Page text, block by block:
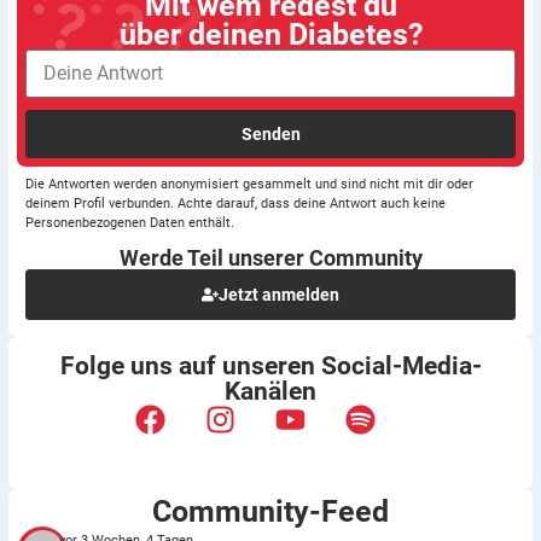
über deinen Diabetes?
Senden
Die Antworten werden anonymisiert gesammelt und sind nicht mit dir oder
deinem Profil verbunden. Achte darauf, dass deine Antwort auch keine
Personenbezogenen Daten enthält.
Werde Teil unserer Community
Jetzt anmelden
Folge uns auf unseren Social-Media-
Kanälen
Community-Feed